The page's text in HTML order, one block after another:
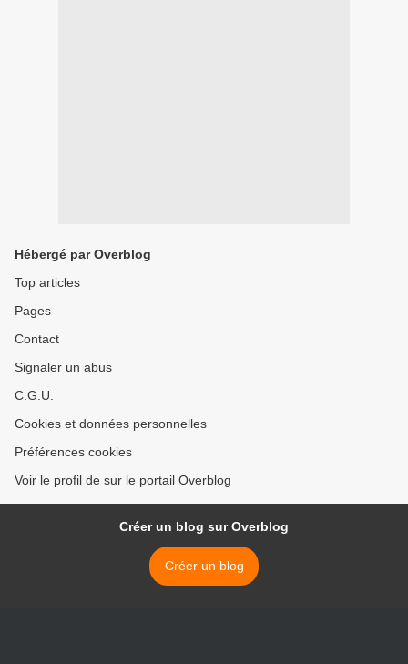
Hébergé par Overblog
Top articles
Pages
Contact
Signaler un abus
C.G.U.
Cookies et données personnelles
Préférences cookies
Voir le profil de sur le portail Overblog
Créer un blog sur Overblog
Créer un blog